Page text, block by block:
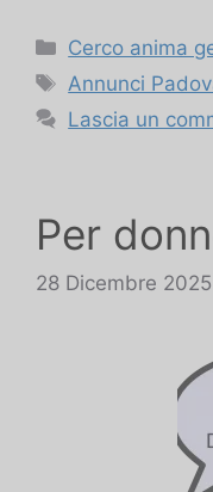
Categorie
Cerco anima
Tag
Annunci
Lascia un
Per
28 Dicembre 2025